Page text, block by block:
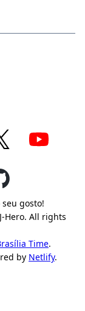
gosto!
Hero. All rights
Time.
by Netlify.